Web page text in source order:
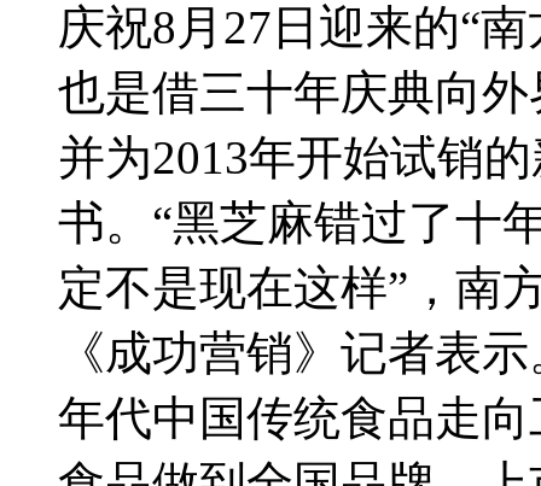
庆祝8月27日迎来的“
也是借三十年庆典向
并为2013年开始试销
书。“黑芝麻错过了十
定不是现在这样”，南
《成功营销》记者表
年代中国传统食品走